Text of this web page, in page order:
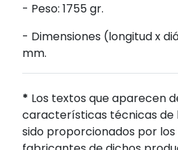
- Peso: 1755 gr.
- Dimensiones (longitud x
mm.
* Los textos que aparecen
características técnicas de
sido proporcionados por